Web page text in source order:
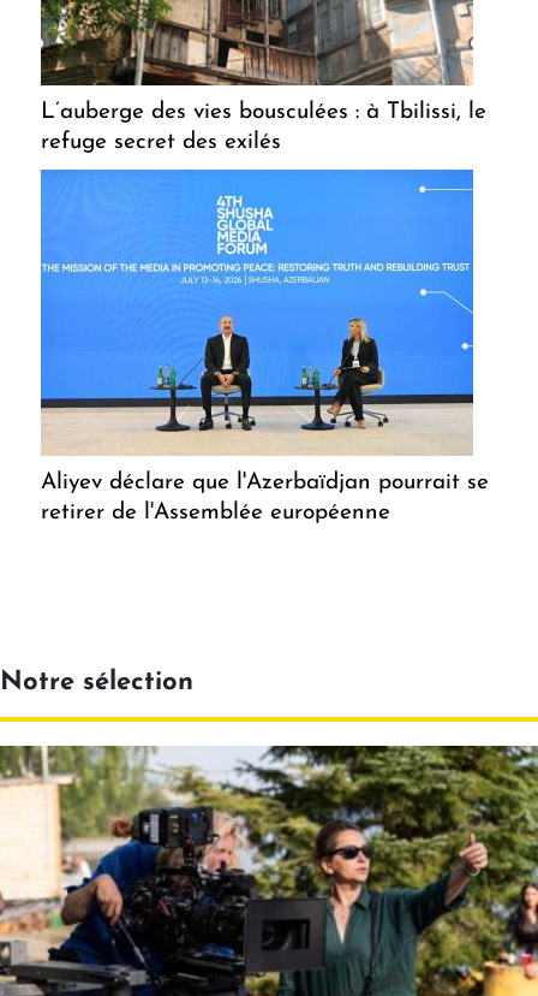
L’auberge des vies bousculées : à Tbilissi, le
refuge secret des exilés
Aliyev déclare que l'Azerbaïdjan pourrait se
retirer de l'Assemblée européenne
Notre sélection